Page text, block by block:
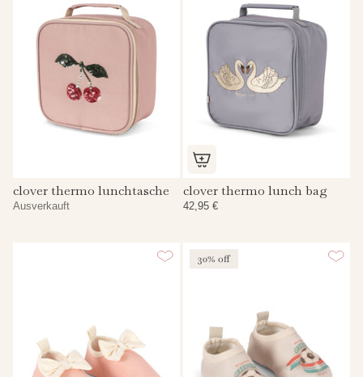
clover thermo lunchtasche
Ausverkauft
clover thermo lunch bag
42,95 €
30% off